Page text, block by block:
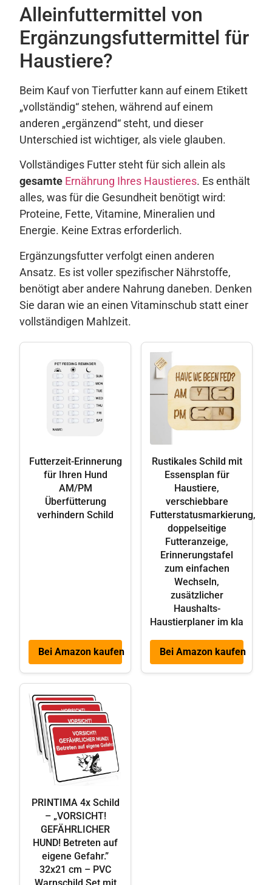
Alleinfuttermittel von
Ergänzungsfuttermittel für
Haustiere?
Beim Kauf von Tierfutter kann auf einem Etikett
„vollständig“ stehen, während auf einem
anderen „ergänzend“ steht, und dieser
Unterschied ist wichtiger, als viele glauben.
Vollständiges Futter steht für sich allein als
gesamte Ernährung Ihres Haustieres. Es enthält
alles, was für die Gesundheit benötigt wird:
Proteine, Fette, Vitamine, Mineralien und
Energie. Keine Extras erforderlich.
Ergänzungsfutter verfolgt einen anderen
Ansatz. Es ist voller spezifischer Nährstoffe,
benötigt aber andere Nahrung daneben. Denken
Sie daran wie an einen Vitaminschub statt einer
vollständigen Mahlzeit.
Futterzeit-Erinnerung
für Ihren Hund
AM/PM
Überfütterung
verhindern Schild
Bei Amazon kaufen
Rustikales Schild mit
Essensplan für
Haustiere,
verschiebbare
Futterstatusmarkierung,
doppelseitige
Futteranzeige,
Erinnerungstafel
zum einfachen
Wechseln,
zusätzlicher
Haushalts-
Haustierplaner im kla
Bei Amazon kaufen
PRINTIMA 4x Schild
– „VORSICHT!
GEFÄHRLICHER
HUND! Betreten auf
eigene Gefahr.”
32x21 cm – PVC
Warnschild Set mit